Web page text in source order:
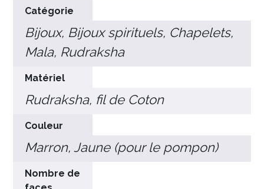
Catégorie
Bijoux, Bijoux spirituels, Chapelets,
Mala, Rudraksha
Matériel
Rudraksha, fil de Coton
Couleur
Marron, Jaune (pour le pompon)
Nombre de